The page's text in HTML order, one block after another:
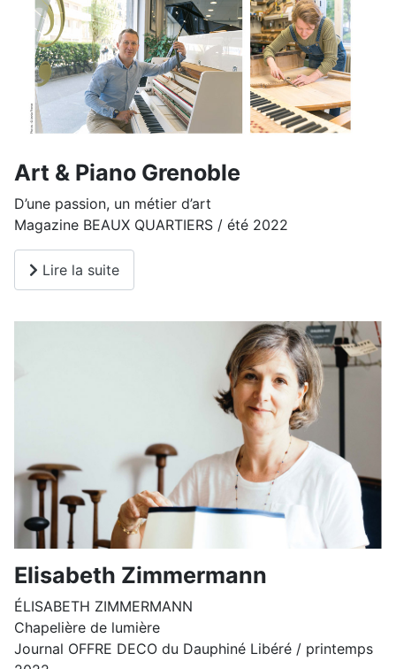
Art & Piano Grenoble
D’une passion, un métier d’art
Magazine BEAUX QUARTIERS / été 2022
Lire la suite
Elisabeth Zimmermann
ÉLISABETH ZIMMERMANN
Chapelière de lumière
Journal OFFRE DECO du Dauphiné Libéré / printemps